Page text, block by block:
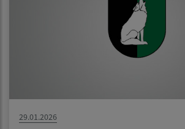
29.01.2026